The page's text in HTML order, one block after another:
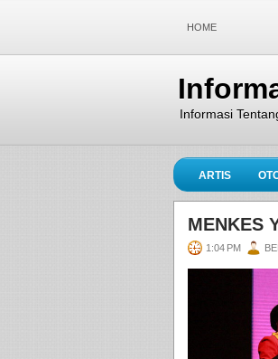
HOME
Informasi
ARTIS
MENKES
1:04 PM